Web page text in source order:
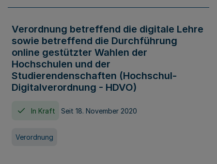
Verordnung betreffend die digitale Lehre
sowie betreffend die Durchführung
online gestützter Wahlen der
Hochschulen und der
Studierendenschaften (Hochschul-
Digitalverordnung - HDVO)
In Kraft Seit 18. November 2020
Verordnung